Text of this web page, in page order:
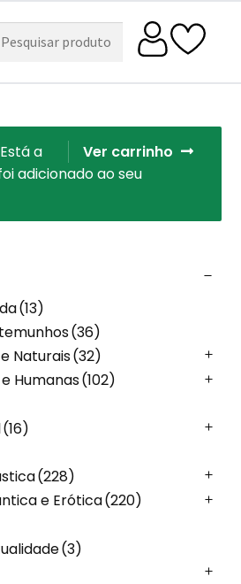
Ver carrinho
a
adicionado ao seu
(13)
(36)
Naturais(32)
Humanas(102)
(16)
(228)
e Erótica(220)
(3)